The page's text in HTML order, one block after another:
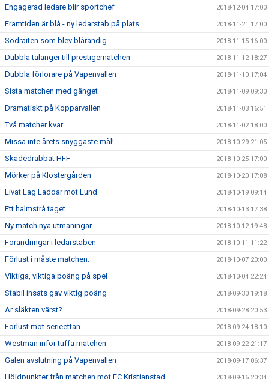
Engagerad ledare blir sportchef 2018-12-04 17:00
Framtiden är blå - ny ledarstab på plats 2018-11-21 17:00
Södraiten som blev blårandig 2018-11-15 16:00
Dubbla talanger till prestigematchen 2018-11-12 18:27
Dubbla förlorare på Vapenvallen 2018-11-10 17:04
Sista matchen med gänget 2018-11-09 09:30
Dramatiskt på Kopparvallen 2018-11-03 16:51
Två matcher kvar 2018-11-02 18:00
Missa inte årets snyggaste mål! 2018-10-29 21:05
Skadedrabbat HFF 2018-10-25 17:00
Mörker på Klostergården 2018-10-20 17:08
Livat Lag Laddar mot Lund 2018-10-19 09:14
Ett halmstrå taget... 2018-10-13 17:38
Ny match nya utmaningar 2018-10-12 19:48
Förändringar i ledarstaben 2018-10-11 11:22
Förlust i måste matchen. 2018-10-07 20:00
Viktiga, viktiga poäng på spel 2018-10-04 22:24
Stabil insats gav viktig poäng 2018-09-30 19:18
Är släkten värst? 2018-09-28 20:53
Förlust mot serieettan 2018-09-24 18:10
Westman inför tuffa matchen 2018-09-22 21:17
Galen avslutning på Vapenvallen 2018-09-17 06:37
Höjdpunkter från matchen mot FC Kristianstad